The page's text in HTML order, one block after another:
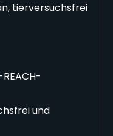
tierversuchsfrei
und